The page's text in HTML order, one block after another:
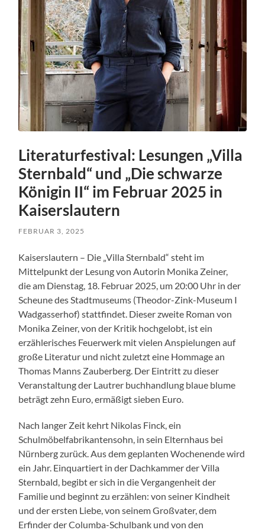
Literaturfestival: Lesungen „Villa
Sternbald“ und „Die schwarze
Königin II“ im Februar 2025 in
Kaiserslautern
FEBRUAR 3, 2025
Kaiserslautern – Die „Villa Sternbald“ steht im
Mittelpunkt der Lesung von Autorin Monika Zeiner,
die am Dienstag, 18. Februar 2025, um 20:00 Uhr in der
Scheune des Stadtmuseums (Theodor-Zink-Museum I
Wadgasserhof) stattfindet. Dieser zweite Roman von
Monika Zeiner, von der Kritik hochgelobt, ist ein
erzählerisches Feuerwerk mit vielen Anspielungen auf
große Literatur und nicht zuletzt eine Hommage an
Thomas Manns Zauberberg. Der Eintritt zu dieser
Veranstaltung der Lautrer buchhandlung blaue blume
beträgt zehn Euro, ermäßigt sieben Euro.
Nach langer Zeit kehrt Nikolas Finck, ein
Schulmöbelfabrikantensohn, in sein Elternhaus bei
Nürnberg zurück. Aus dem geplanten Wochenende wird
ein Jahr. Einquartiert in der Dachkammer der Villa
Sternbald, begibt er sich in die Vergangenheit der
Familie und beginnt zu erzählen: von seiner Kindheit
und der ersten Liebe, von seinem Großvater, dem
Erfinder der Columba-Schulbank und von den